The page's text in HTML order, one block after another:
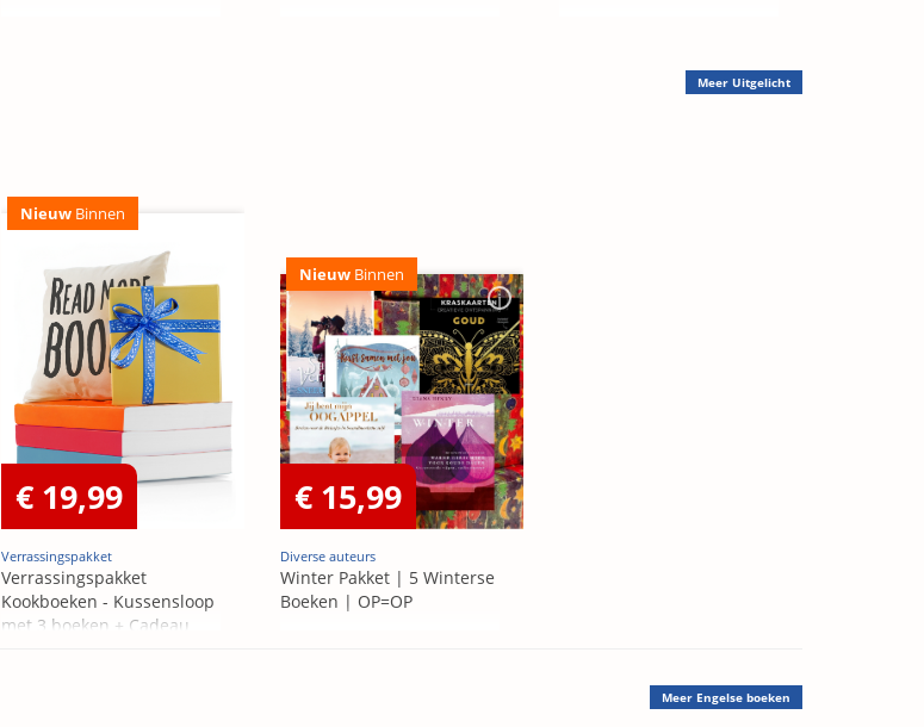
Meer Uitgelicht
Nieuw Binnen
€ 19,99
Verrassingspakket
Verrassingspakket
Kookboeken - Kussensloop
met 3 boeken + Cadeau
Nieuw Binnen
€ 15,99
Diverse auteurs
Winter Pakket | 5 Winterse
Boeken | OP=OP
Meer Engelse boeken